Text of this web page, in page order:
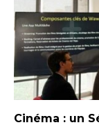
Cinéma : un